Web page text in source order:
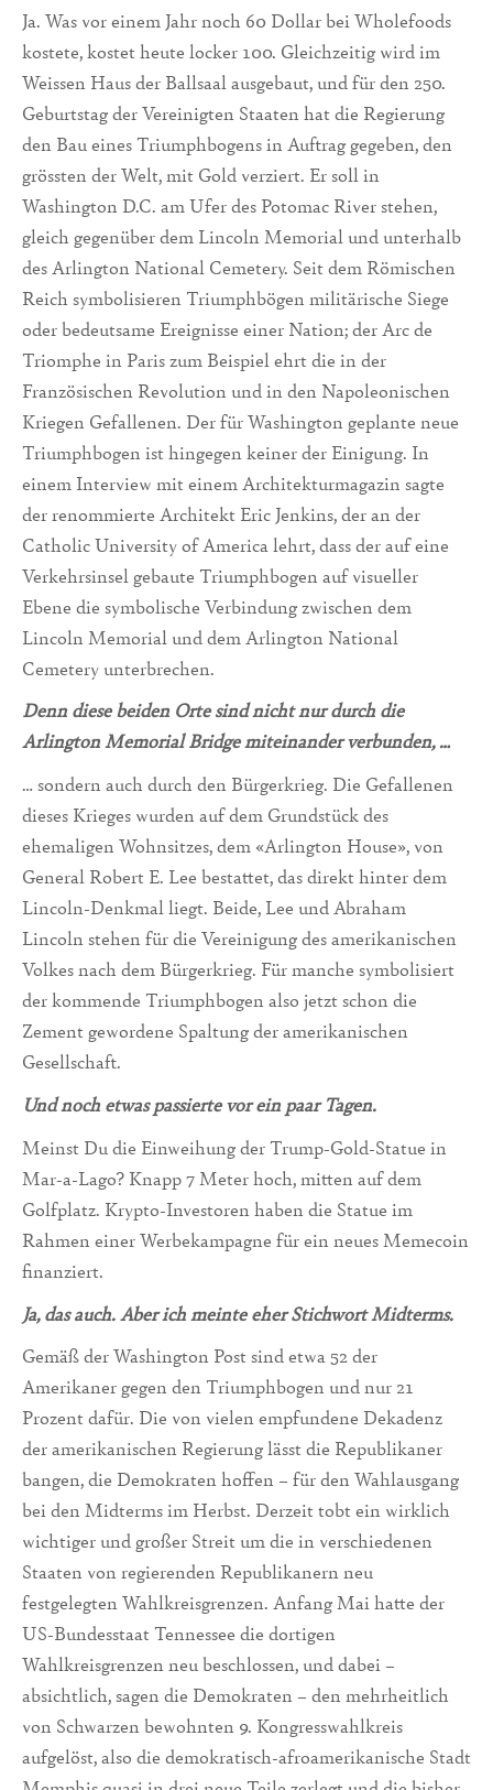
Ja. Was vor einem Jahr noch 60 Dollar bei Wholefoods
kostete, kostet heute locker 100. Gleichzeitig wird im
Weissen Haus der Ballsaal ausgebaut, und für den 250.
Geburtstag der Vereinigten Staaten hat die Regierung
den Bau eines Triumphbogens in Auftrag gegeben, den
grössten der Welt, mit Gold verziert. Er soll in
Washington D.C. am Ufer des Potomac River stehen,
gleich gegenüber dem Lincoln Memorial und unterhalb
des Arlington National Cemetery. Seit dem Römischen
Reich symbolisieren Triumphbögen militärische Siege
oder bedeutsame Ereignisse einer Nation; der Arc de
Triomphe in Paris zum Beispiel ehrt die in der
Französischen Revolution und in den Napoleonischen
Kriegen Gefallenen. Der für Washington geplante neue
Triumphbogen ist hingegen keiner der Einigung. In
einem Interview mit einem Architekturmagazin sagte
der renommierte Architekt Eric Jenkins, der an der
Catholic University of America lehrt, dass der auf eine
Verkehrsinsel gebaute Triumphbogen auf visueller
Ebene die symbolische Verbindung zwischen dem
Lincoln Memorial und dem Arlington National
Cemetery unterbrechen.
Denn diese beiden Orte sind nicht nur durch die
Arlington Memorial Bridge miteinander verbunden, …
… sondern auch durch den Bürgerkrieg. Die Gefallenen
dieses Krieges wurden auf dem Grundstück des
ehemaligen Wohnsitzes, dem «Arlington House», von
General Robert E. Lee bestattet, das direkt hinter dem
Lincoln-Denkmal liegt. Beide, Lee und Abraham
Lincoln stehen für die Vereinigung des amerikanischen
Volkes nach dem Bürgerkrieg. Für manche symbolisiert
der kommende Triumphbogen also jetzt schon die
Zement gewordene Spaltung der amerikanischen
Gesellschaft.
Und noch etwas passierte vor ein paar Tagen.
Meinst Du die Einweihung der Trump-Gold-Statue in
Mar-a-Lago? Knapp 7 Meter hoch, mitten auf dem
Golfplatz. Krypto-Investoren haben die Statue im
Rahmen einer Werbekampagne für ein neues Memecoin
finanziert.
Ja, das auch. Aber ich meinte eher Stichwort Midterms.
Gemäß der Washington Post sind etwa 52 der
Amerikaner gegen den Triumphbogen und nur 21
Prozent dafür. Die von vielen empfundene Dekadenz
der amerikanischen Regierung lässt die Republikaner
bangen, die Demokraten hoffen – für den Wahlausgang
bei den Midterms im Herbst. Derzeit tobt ein wirklich
wichtiger und großer Streit um die in verschiedenen
Staaten von regierenden Republikanern neu
festgelegten Wahlkreisgrenzen. Anfang Mai hatte der
US-Bundesstaat Tennessee die dortigen
Wahlkreisgrenzen neu beschlossen, und dabei –
absichtlich, sagen die Demokraten – den mehrheitlich
von Schwarzen bewohnten 9. Kongresswahlkreis
aufgelöst, also die demokratisch-afroamerikanische Stadt